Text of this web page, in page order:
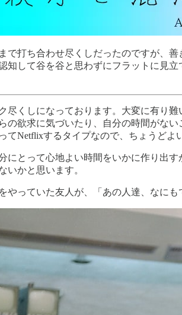
で打ち合わせ尽くしだったのですが、
知して谷を谷と思わずにフラットに見
尽くしになっております。大変に有り
の欲求に気づいたり、自分の時間がな
てNetflixするタイプなので、ちょうど
にとって心地よい時間をいかに作り出
いかと思います。
やっていた友人が、「あの人達、なに